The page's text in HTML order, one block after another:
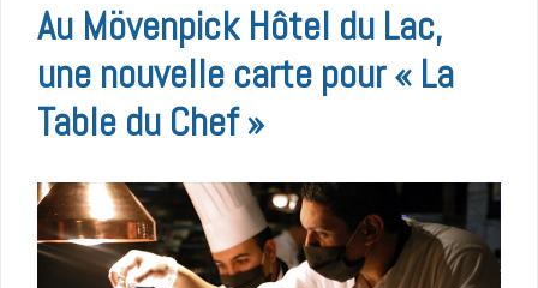
Au Mövenpick Hôtel du Lac,
une nouvelle carte pour « La
Table du Chef »